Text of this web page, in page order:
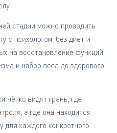
стадии можно проводить
с психологом, без диет и
на восстановление функций
и набор веса до здорового
чётко видят грань, где
а где она находится
для каждого конкретного